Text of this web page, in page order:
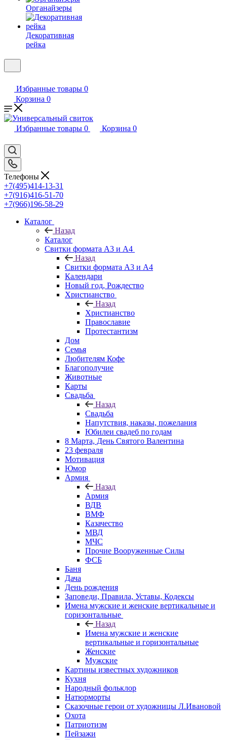
Органайзеры
Декоративная
рейка
Избранные товары 0
Корзина 0
Избранные товары 0 Корзина 0
Телефоны
+7(495)414-13-31
+7(916)416-51-70
+7(966)196-58-29
Каталог
Назад
Каталог
Свитки формата А3 и А4
Назад
Свитки формата А3 и А4
Календари
Новый год, Рождество
Христианство
Назад
Христианство
Православие
Протестантизм
Дом
Семья
Любителям Кофе
Благополучие
Животные
Карты
Свадьба
Назад
Свадьба
Напутствия, наказы, пожелания
Юбилеи свадеб по годам
8 Марта, День Святого Валентина
23 февраля
Мотивация
Юмор
Армия
Назад
Армия
ВДВ
ВМФ
Казачество
МВД
МЧС
Прочие Вооруженные Силы
ФСБ
Баня
Дача
День рождения
Заповеди, Правила, Уставы, Кодексы
Имена мужские и женские вертикальные и
горизонтальные
Назад
Имена мужские и женские
вертикальные и горизонтальные
Женские
Мужские
Картины известных художников
Кухня
Народный фольклор
Натюрморты
Сказочные герои от художницы Л.Ивановой
Охота
Патриотизм
Пейзажи